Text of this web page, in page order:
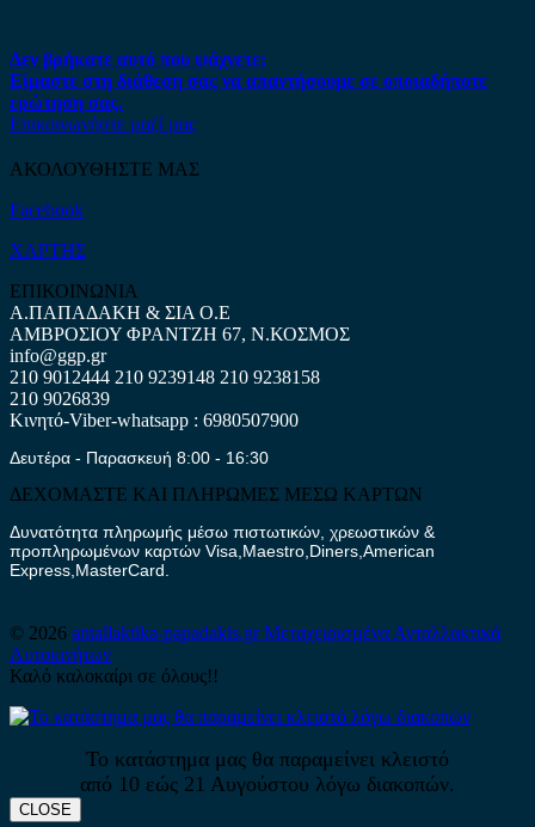
Δεν βρήκατε αυτό που ψάχνετε;
Είμαστε στη διάθεση σας να απαντήσουμε σε οποιαδήποτε
ερώτηση σας.
Επικοινωνήστε μαζί μας
ΑΚΟΛΟΥΘΗΣΤΕ ΜΑΣ
Facebook
ΧΑΡΤΗΣ
ΕΠΙΚΟΙΝΩΝΙΑ
Α.ΠΑΠΑΔΑΚΗ & ΣΙΑ Ο.Ε
ΑΜΒΡΟΣΙΟΥ ΦΡΑΝΤΖΗ 67, Ν.ΚΟΣΜΟΣ
info@ggp.gr
210 9012444 210 9239148 210 9238158
210 9026839
Κινητό-Viber-whatsapp : 6980507900
Δευτέρα - Παρασκευή 8:00 - 16:30
ΔΕΧΟΜΑΣΤΕ ΚΑΙ ΠΛΗΡΩΜΕΣ ΜΕΣΩ ΚΑΡΤΩΝ
Δυνατότητα πληρωμής μέσω πιστωτικών, χρεωστικών &
προπληρωμένων καρτών Visa,Maestro,Diners,American
Express,MasterCard.
© 2026 antallaktika-papadakis.grΜεταχειρισμένα Ανταλλακτικά
Αυτοκινήτων
Καλό καλοκαίρι σε όλους!!
Το κατάστημα μας θα παραμείνει κλειστό
από 10 εώς 21 Αυγούστου λόγω διακοπών.
CLOSE